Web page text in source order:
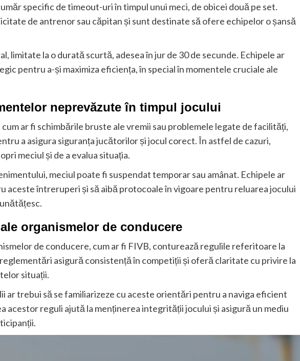
specific de timeout-uri în timpul unui meci, de obicei două pe set.
de antrenor sau căpitan și sunt destinate să ofere echipelor o șansă
limitate la o durată scurtă, adesea în jur de 30 de secunde. Echipele ar
pentru a-și maximiza eficiența, în special în momentele cruciale ale
neprevăzute în timpul jocului
ar fi schimbările bruste ale vremii sau problemele legate de facilități,
a asigura siguranța jucătorilor și jocul corect. În astfel de cazuri,
meciul și de a evalua situația.
meciul poate fi suspendat temporar sau amânat. Echipele ar
aceste întreruperi și să aibă protocoale în vigoare pentru reluarea jocului
organismelor de conducere
de conducere, cum ar fi FIVB, conturează regulile referitoare la
asigură consistență în competiții și oferă claritate cu privire la
situații.
ar trebui să se familiarizeze cu aceste orientări pentru a naviga eficient
acestor reguli ajută la menținerea integrității jocului și asigură un mediu